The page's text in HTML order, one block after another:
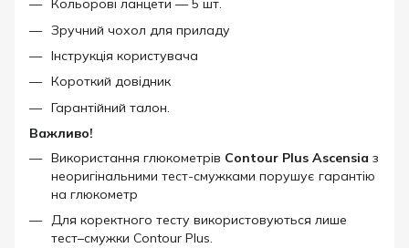
Кольорові ланцети — 5 шт.
Зручний чохол для приладу
Інструкція користувача
Короткий довідник
Гарантійний талон.
Важливо!
Використання глюкометрів Contour Plus Ascensia з
неоригінальними тест-смужками порушує гарантію
на глюкометр
Для коректного тесту використовуються лише
тест–смужки Contour Plus.